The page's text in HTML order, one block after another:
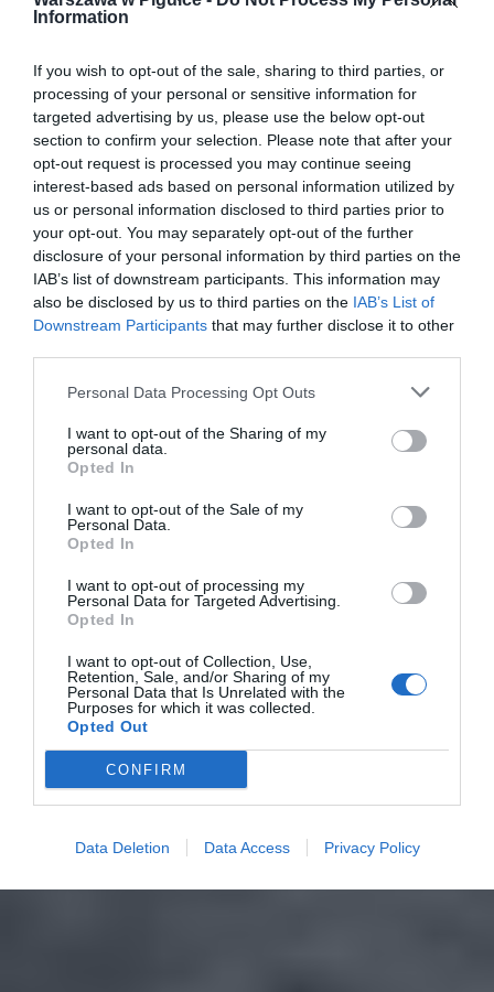
Information
If you wish to opt-out of the sale, sharing to third parties, or
processing of your personal or sensitive information for
targeted advertising by us, please use the below opt-out
section to confirm your selection. Please note that after your
opt-out request is processed you may continue seeing
interest-based ads based on personal information utilized by
us or personal information disclosed to third parties prior to
your opt-out. You may separately opt-out of the further
disclosure of your personal information by third parties on the
IAB’s list of downstream participants. This information may
also be disclosed by us to third parties on the IAB’s List of
Downstream Participants that may further disclose it to other
Personal Data Processing Opt Outs
I want to opt-out of the Sharing of my
personal data.
Opted In
I want to opt-out of the Sale of my
Personal Data.
Opted In
I want to opt-out of processing my
Personal Data for Targeted Advertising.
Opted In
I want to opt-out of Collection, Use,
Retention, Sale, and/or Sharing of my
Personal Data that Is Unrelated with the
Purposes for which it was collected.
Opted Out
CONFIRM
Data Deletion Data Access Privacy Policy